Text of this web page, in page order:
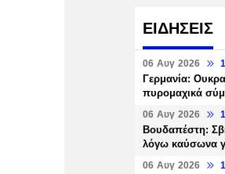
ΕΙΔΗΣΕΙΣ
06 Αυγ 2026
Γερμανία:
πυρομαχικά
06 Αυγ 2026
Βουδαπέστη:
λόγω καύσωνα
06 Αυγ 2026